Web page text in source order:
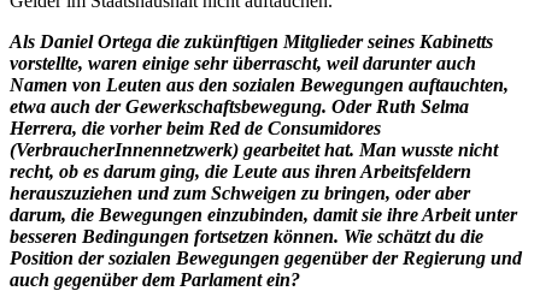
Als Daniel Ortega die zukünftigen Mitglieder seines Kabinetts
vorstellte, waren einige sehr überrascht, weil darunter auch
Namen von Leuten aus den sozialen Bewegungen auftauchten,
etwa auch der Gewerkschaftsbewegung. Oder Ruth Selma
Herrera, die vorher beim Red de Consumidores
(VerbraucherInnennetzwerk) gearbeitet hat. Man wusste nicht
recht, ob es darum ging, die Leute aus ihren Arbeitsfeldern
herauszuziehen und zum Schweigen zu bringen, oder aber
darum, die Bewegungen einzubinden, damit sie ihre Arbeit unter
besseren Bedingungen fortsetzen können. Wie schätzt du die
Position der sozialen Bewegungen gegenüber der Regierung und
auch gegenüber dem Parlament ein?